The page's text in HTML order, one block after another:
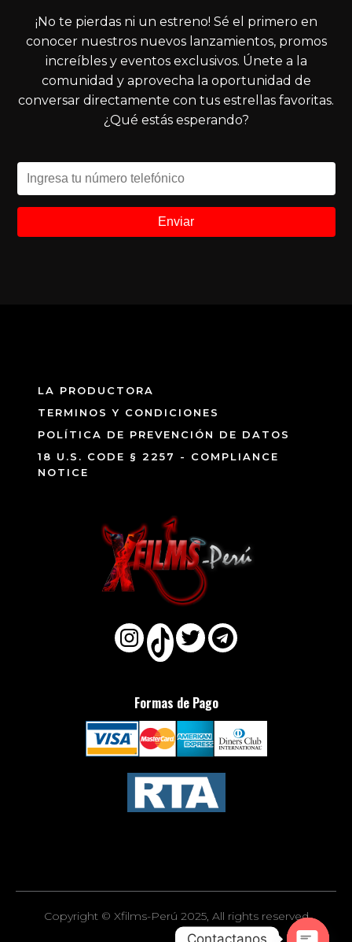
¡No te pierdas ni un estreno! Sé el primero en
conocer nuestros nuevos lanzamientos, promos
increíbles y eventos exclusivos. Únete a la
comunidad y aprovecha la oportunidad de
conversar directamente con tus estrellas favoritas.
¿Qué estás esperando?
LA PRODUCTORA
TERMINOS Y CONDICIONES
POLÍTICA DE PREVENCIÓN DE DATOS
18 U.S. CODE § 2257 - COMPLIANCE
NOTICE
Formas de Pago
Copyright © Xfilms-Perú 2025, All rights reserved
Contactanos